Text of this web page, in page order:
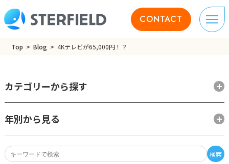
CONTACT
Top Blog 4Kテレビが65,000円！？
検索
カテゴリーから探す
年別から見る